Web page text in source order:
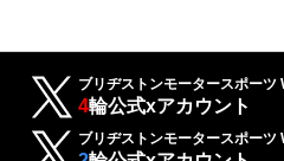
ブリヂストンモータースポーツ
4輪公式xアカウント
ブリヂストンモータースポーツ